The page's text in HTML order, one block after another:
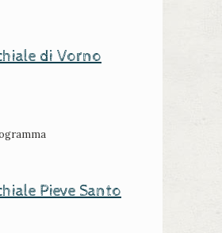
di Vorno
Pieve Santo